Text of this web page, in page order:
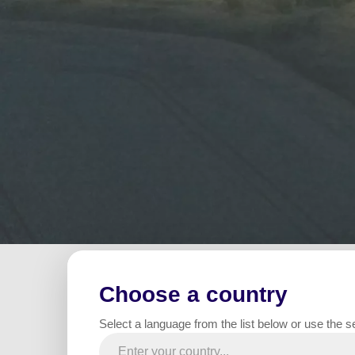
Sommario
Choose a country
Select a language from the list below or use the